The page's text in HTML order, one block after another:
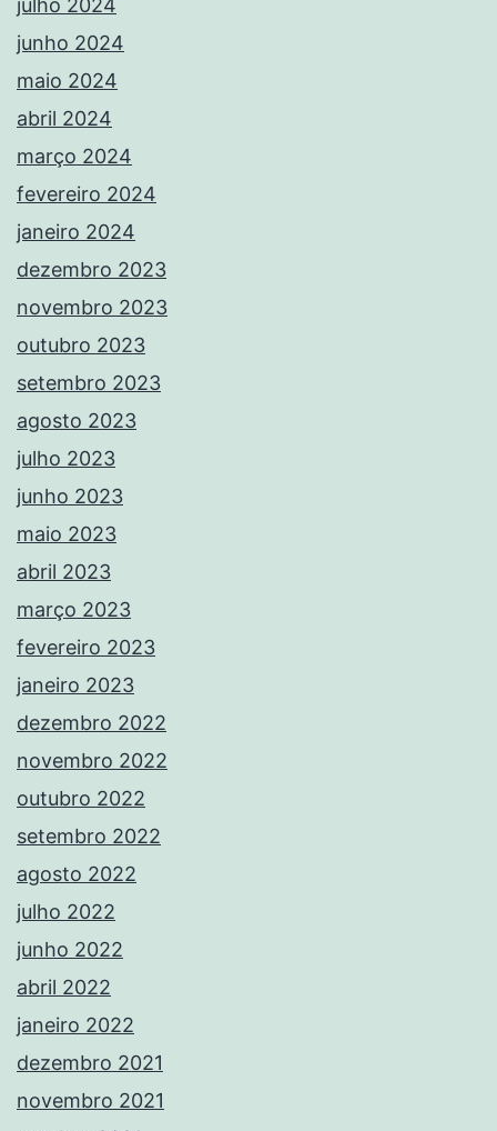
julho 2024
junho 2024
maio 2024
abril 2024
março 2024
fevereiro 2024
janeiro 2024
dezembro 2023
novembro 2023
outubro 2023
setembro 2023
agosto 2023
julho 2023
junho 2023
maio 2023
abril 2023
março 2023
fevereiro 2023
janeiro 2023
dezembro 2022
novembro 2022
outubro 2022
setembro 2022
agosto 2022
julho 2022
junho 2022
abril 2022
janeiro 2022
dezembro 2021
novembro 2021